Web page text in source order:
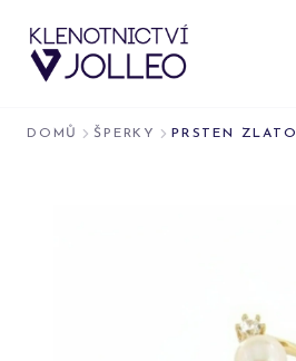
DOMŮ ŠPERKY PRSTEN ZLATO